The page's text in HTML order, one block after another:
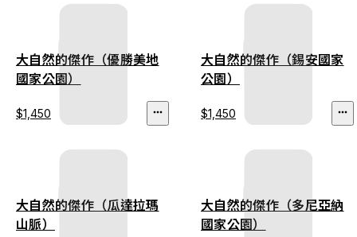
大自然的傑作（優勝美地
國家公園）
$1,450
大自然的傑作（錫安國家
公園）
$1,450
大自然的傑作（瓜達拉瑪
山脈）
大自然的傑作（多尼亞納
國家公園）